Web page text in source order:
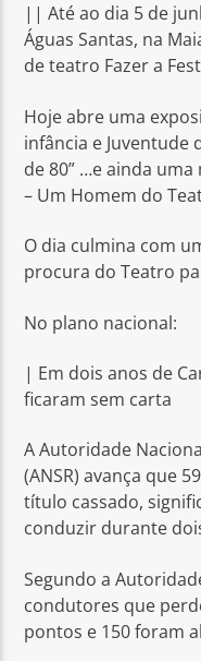
Rádio No ar
|| Até ao dia 5 de
Águas Santas, na
de teatro Fazer a
Hoje abre uma
infância e Juventude
de 80” …e ainda
– Um Homem do
O dia culmina com
procura do Teatro
No plano nacional:
| Em dois anos de
ficaram sem carta
A Autoridade
(ANSR) avança que
título cassado,
conduzir durante
Segundo a
condutores que
pontos e 150 foram